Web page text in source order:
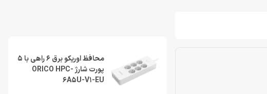
محافظ اوریکو برق 6 راهی با 5
پورت شارژ ORICO HPC-
6A5U-V1-EU